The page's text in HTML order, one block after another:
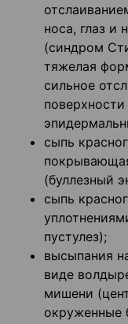
носа, глаз и
(синдром
тяжелая
сильное
сыпь
(буллезный
сыпь
пустулез);
высыпания
виде
мишени
окруженные